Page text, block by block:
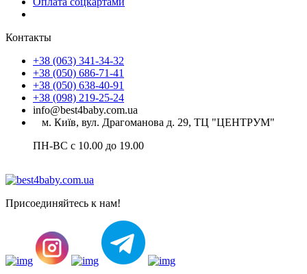
Контакты
+38 (063) 341-34-32
+38 (050) 686-71-41
+38 (050) 638-40-91
+38 (098) 219-25-24
info@best4baby.com.ua
м. Київ, вул. Драгоманова д. 29, ТЦ "ЦЕНТРУМ"
ПН-ВС с 10.00 до 19.00
Присоединяйтесь к нам!